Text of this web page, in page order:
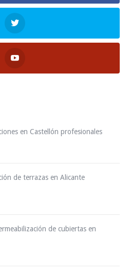
en Castellón profesionales
de terrazas en Alicante
de cubiertas en